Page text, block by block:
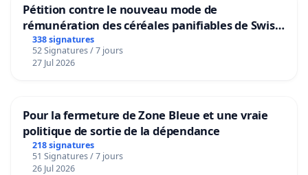
Pétition contre le nouveau mode de
rémunération des céréales panifiables de Swiss
granum basé sur la teneur en protéines
338 signatures
52 Signatures / 7 jours
27 Jul 2026
Pour la fermeture de Zone Bleue et une vraie
politique de sortie de la dépendance
218 signatures
51 Signatures / 7 jours
26 Jul 2026